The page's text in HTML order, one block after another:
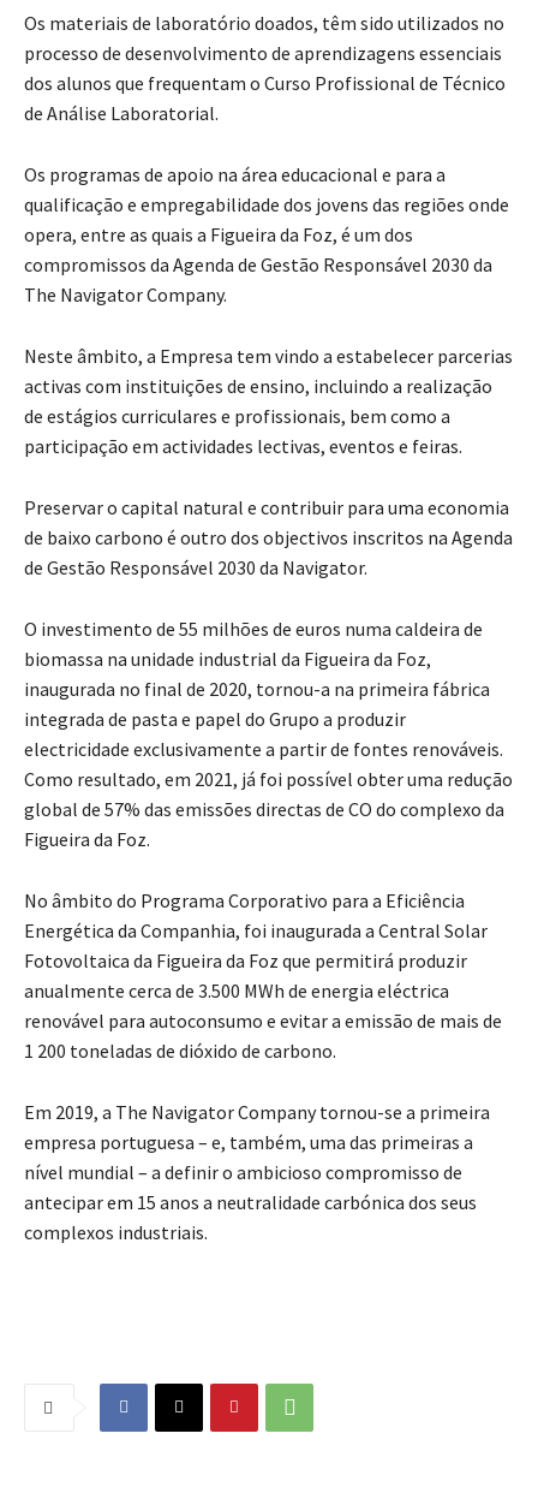
Os materiais de laboratório doados, têm sido utilizados no
processo de desenvolvimento de aprendizagens essenciais
dos alunos que frequentam o Curso Profissional de Técnico
de Análise Laboratorial.
Os programas de apoio na área educacional e para a
qualificação e empregabilidade dos jovens das regiões onde
opera, entre as quais a Figueira da Foz, é um dos
compromissos da Agenda de Gestão Responsável 2030 da
The Navigator Company.
Neste âmbito, a Empresa tem vindo a estabelecer parcerias
activas com instituições de ensino, incluindo a realização
de estágios curriculares e profissionais, bem como a
participação em actividades lectivas, eventos e feiras.
Preservar o capital natural e contribuir para uma economia
de baixo carbono é outro dos objectivos inscritos na Agenda
de Gestão Responsável 2030 da Navigator.
O investimento de 55 milhões de euros numa caldeira de
biomassa na unidade industrial da Figueira da Foz,
inaugurada no final de 2020, tornou-a na primeira fábrica
integrada de pasta e papel do Grupo a produzir
electricidade exclusivamente a partir de fontes renováveis.
Como resultado, em 2021, já foi possível obter uma redução
global de 57% das emissões directas de CO do complexo da
Figueira da Foz.
No âmbito do Programa Corporativo para a Eficiência
Energética da Companhia, foi inaugurada a Central Solar
Fotovoltaica da Figueira da Foz que permitirá produzir
anualmente cerca de 3.500 MWh de energia eléctrica
renovável para autoconsumo e evitar a emissão de mais de
1 200 toneladas de dióxido de carbono.
Em 2019, a The Navigator Company tornou-se a primeira
empresa portuguesa – e, também, uma das primeiras a
nível mundial – a definir o ambicioso compromisso de
antecipar em 15 anos a neutralidade carbónica dos seus
complexos industriais.